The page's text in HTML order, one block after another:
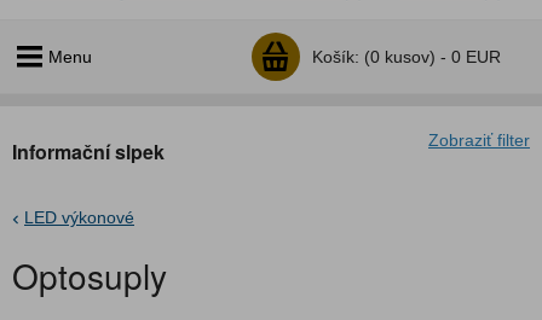
Menu Košík: (0 kusov) - 0 EUR
Zobraziť filter
Informační slpek
LED výkonové
Optosuply